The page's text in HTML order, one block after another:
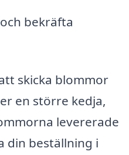
bekräfta
skicka blommor
en större kedja,
levererade
din beställning i